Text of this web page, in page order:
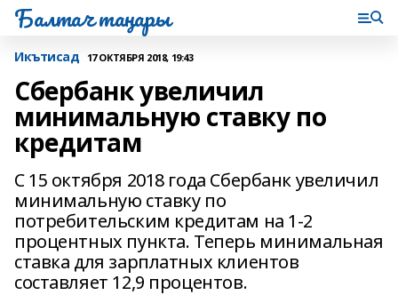
Балтач таңнары
Икътисад 17 ОКТЯБРЯ 2018, 19:43
Сбербанк увеличил
минимальную ставку по
кредитам
С 15 октября 2018 года Сбербанк увеличил
минимальную ставку по
потребительским кредитам на 1-2
процентных пункта. Теперь минимальная
ставка для зарплатных клиентов
составляет 12,9 процентов.